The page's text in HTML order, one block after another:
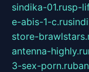
sindika-01.rusp-
e-abis-1-c.ru
store-
antenna-highly.ru
3-sex-porn.ru